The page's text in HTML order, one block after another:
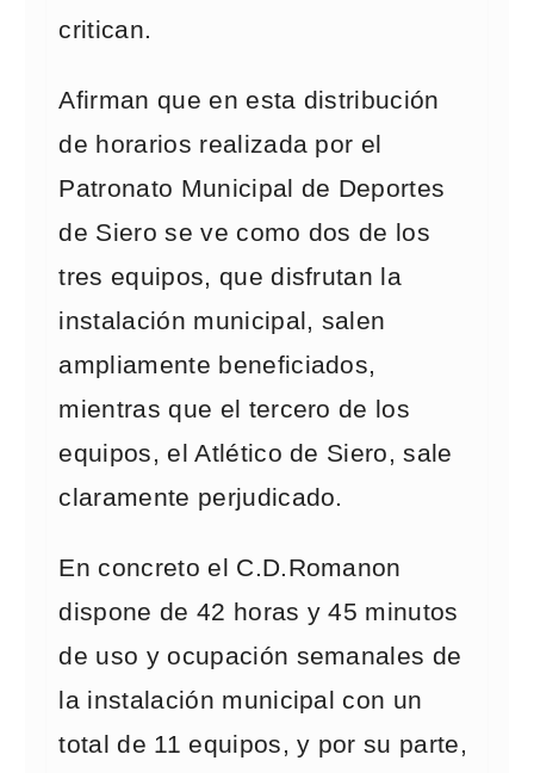
critican.
Afirman que en esta distribución
de horarios realizada por el
Patronato Municipal de Deportes
de Siero se ve como dos de los
tres equipos, que disfrutan la
instalación municipal, salen
ampliamente beneficiados,
mientras que el tercero de los
equipos, el Atlético de Siero, sale
claramente perjudicado.
En concreto el C.D.Romanon
dispone de 42 horas y 45 minutos
de uso y ocupación semanales de
la instalación municipal con un
total de 11 equipos, y por su parte,